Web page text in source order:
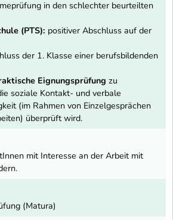
in den schlechter beurteilten
(PTS): positiver Abschluss auf der
der 1. Klasse einer berufsbildenden
Eignungsprüfung zu
soziale Kontakt- und verbale
(im Rahmen von Einzelgesprächen
überprüft wird.
mit Interesse an der Arbeit mit
(Matura)